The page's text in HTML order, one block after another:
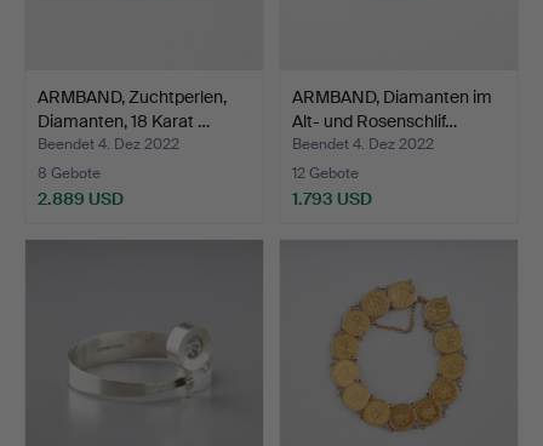
ARMBAND, Zuchtperlen,
Diamanten, 18 Karat …
Beendet 4. Dez 2022
8 Gebote
2.889 USD
ARMBAND, Diamanten im
Alt- und Rosenschlif…
Beendet 4. Dez 2022
12 Gebote
1.793 USD